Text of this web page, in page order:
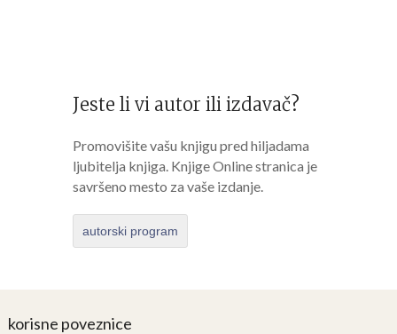
Jeste li vi autor ili izdavač?
Promovišite vašu knjigu pred hiljadama
ljubitelja knjiga. Knjige Online stranica je
savršeno mesto za vaše izdanje.
autorski program
korisne poveznice